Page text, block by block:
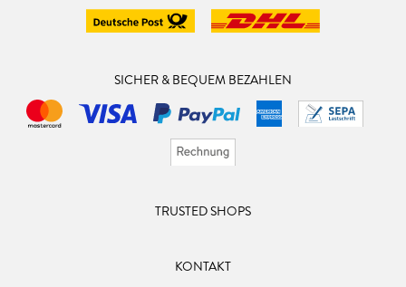
SICHER & BEQUEM BEZAHLEN
TRUSTED SHOPS
KONTAKT